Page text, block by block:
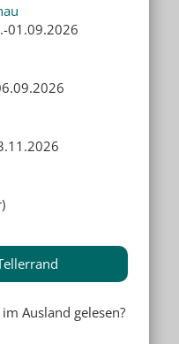
01.09.2026
Ausland gelesen?